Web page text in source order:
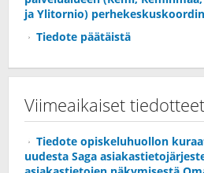
ja Ylitornio)
Tiedote päätäistä
Viimeaikaiset tiedotteet
Tiedote opiskeluhuollon
uudesta Saga